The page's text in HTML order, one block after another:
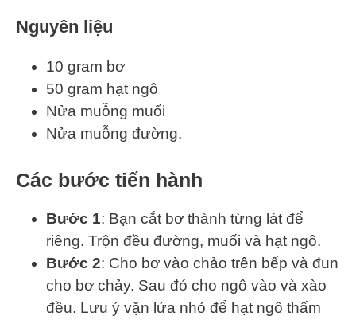
Nguyên liệu
10 gram bơ
50 gram hạt ngô
Nửa muỗng muối
Nửa muỗng đường.
Các bước tiến hành
Bước 1: Bạn cắt bơ thành từng lát để
riêng. Trộn đều đường, muối và hạt ngô.
Bước 2: Cho bơ vào chảo trên bếp và đun
cho bơ chảy. Sau đó cho ngô vào và xào
đều. Lưu ý vặn lửa nhỏ để hạt ngô thấm